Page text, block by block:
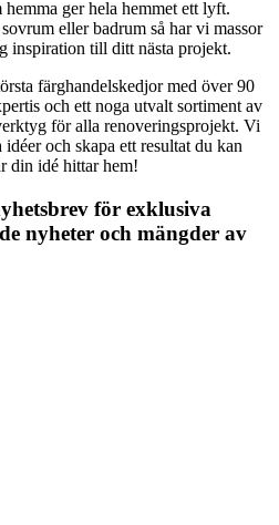
ger hela hemmet ett lyft.
eller badrum så har vi massor
inspiration till ditt nästa projekt.
färghandelskedjor med över 90
och ett noga utvalt sortiment av
för alla renoveringsprojekt. Vi
och skapa ett resultat du kan
din idé hittar hem!
för exklusiva
nyheter och mängder av